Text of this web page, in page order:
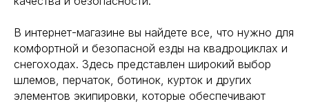
В интернет-магазине вы найдете все, что нужно для
комфортной и безопасной езды на квадроциклах и
снегоходах. Здесь представлен широкий выбор
шлемов, перчаток, ботинок, курток и других
элементов экипировки, которые обеспечивают